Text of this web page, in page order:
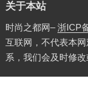
关于本站
时尚之都网–浙ICP
互联网，不代表本
系，我们会及时修改